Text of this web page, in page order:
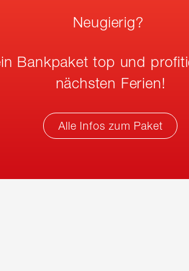
Neugierig?
Bankpaket top und
nächsten Ferien!
Alle Infos zum Paket